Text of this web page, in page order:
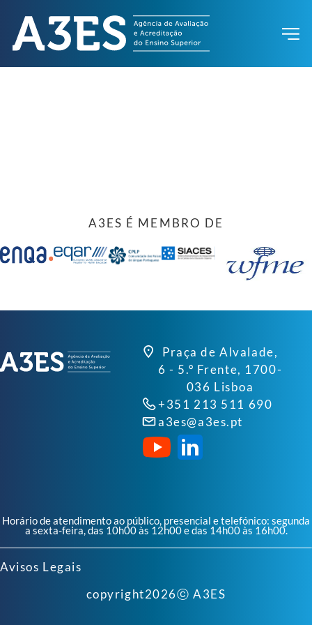
A3ES É MEMBRO DE
Praça de Alvalade,
6 - 5.º Frente, 1700-
036 Lisboa
+351 213 511 690
a3es@a3es.pt
Horário de atendimento ao público, presencial e telefónico: segunda
a sexta-feira, das 10h00 às 12h00 e das 14h00 às 16h00.
Avisos Legais
copyright2026ⓒ A3ES